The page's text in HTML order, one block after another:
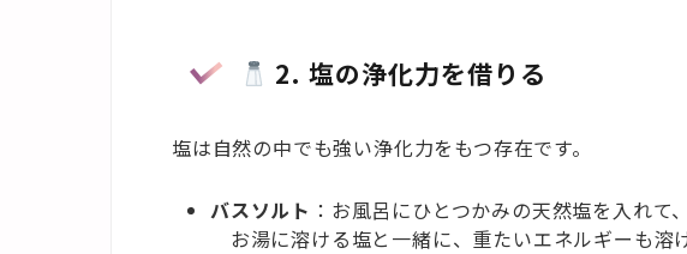
2. 塩の浄化力を借りる
塩は自然の中でも強い浄化力をもつ存在です。
バスソルト ：お風呂にひとつかみの天然塩を入れて
お湯に溶ける塩と一緒に、重たいエネルギーも溶